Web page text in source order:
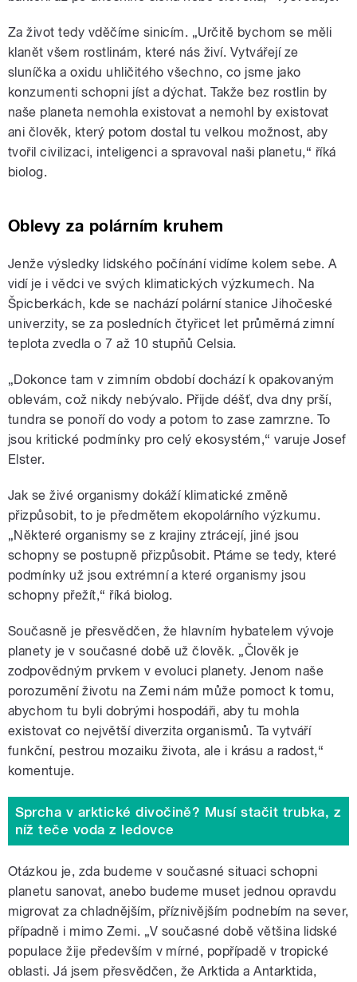
Za život tedy vděčíme sinicím. „Určitě bychom se měli
klanět všem rostlinám, které nás živí. Vytvářejí ze
sluníčka a oxidu uhličitého všechno, co jsme jako
konzumenti schopni jíst a dýchat. Takže bez rostlin by
naše planeta nemohla existovat a nemohl by existovat
ani člověk, který potom dostal tu velkou možnost, aby
tvořil civilizaci, inteligenci a spravoval naši planetu,“ říká
biolog.
Oblevy za polárním kruhem
Jenže výsledky lidského počínání vidíme kolem sebe. A
vidí je i vědci ve svých klimatických výzkumech. Na
Špicberkách, kde se nachází polární stanice Jihočeské
univerzity, se za posledních čtyřicet let průměrná zimní
teplota zvedla o 7 až 10 stupňů Celsia.
„Dokonce tam v zimním období dochází k opakovaným
oblevám, což nikdy nebývalo. Přijde déšť, dva dny prší,
tundra se ponoří do vody a potom to zase zamrzne. To
jsou kritické podmínky pro celý ekosystém,“ varuje Josef
Elster.
Jak se živé organismy dokáží klimatické změně
přizpůsobit, to je předmětem ekopolárního výzkumu.
„Některé organismy se z krajiny ztrácejí, jiné jsou
schopny se postupně přizpůsobit. Ptáme se tedy, které
podmínky už jsou extrémní a které organismy jsou
schopny přežít,“ říká biolog.
Současně je přesvědčen, že hlavním hybatelem vývoje
planety je v současné době už člověk. „Člověk je
zodpovědným prvkem v evoluci planety. Jenom naše
porozumění životu na Zemi nám může pomoct k tomu,
abychom tu byli dobrými hospodáři, aby tu mohla
existovat co největší diverzita organismů. Ta vytváří
funkční, pestrou mozaiku života, ale i krásu a radost,“
komentuje.
Sprcha v arktické divočině? Musí stačit trubka, z
níž teče voda z ledovce
Otázkou je, zda budeme v současné situaci schopni
planetu sanovat, anebo budeme muset jednou opravdu
migrovat za chladnějším, příznivějším podnebím na sever,
případně i mimo Zemi. „V současné době většina lidské
populace žije především v mírné, popřípadě v tropické
oblasti. Já jsem přesvědčen, že Arktida a Antarktida,